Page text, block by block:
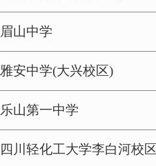
眉山中学
雅安中学(大兴校区)
乐山第一中学
四川轻化工大学李白河校区